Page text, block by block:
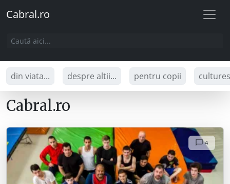
Cabral.ro
din viata... despre altii... pentru copii
Cabral.ro
4